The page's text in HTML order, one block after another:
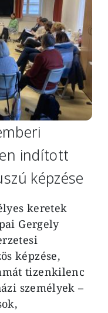
indított
képzése
keretek
Gergely
képzése,
tizenkilenc
személyek –